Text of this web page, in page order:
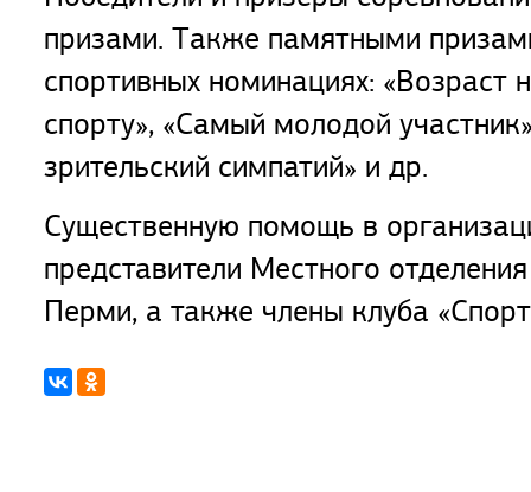
призами. Также памятными
спортивных номинациях: «Возраст
спорту», «Самый молодой
зрительский симпатий» и др.
Существенную помощь в
представители Местного
Перми, а также члены клуба